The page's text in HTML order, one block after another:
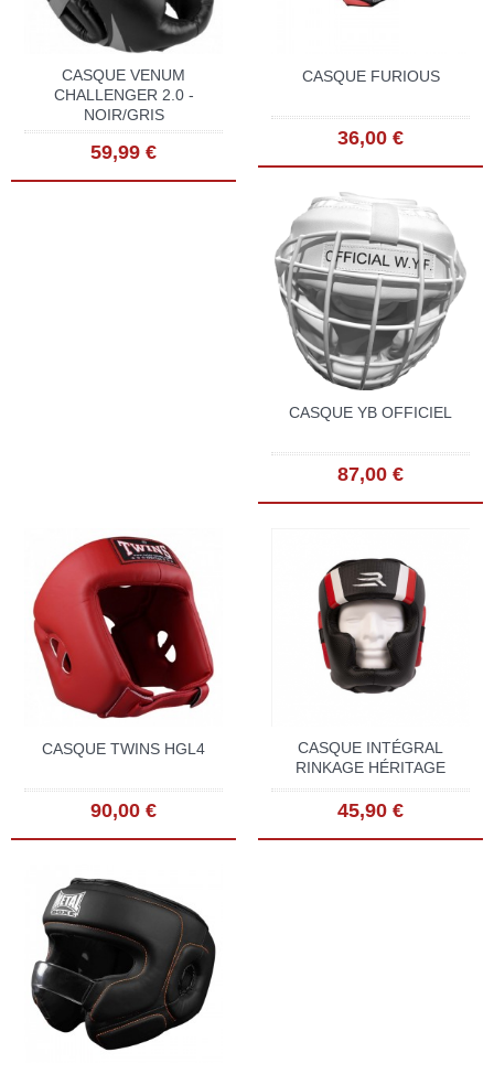
CASQUE VENUM
CHALLENGER 2.0 -
NOIR/GRIS
59,99 €
CASQUE FURIOUS
36,00 €
CASQUE YB OFFICIEL
87,00 €
CASQUE TWINS HGL4
90,00 €
CASQUE INTÉGRAL
RINKAGE HÉRITAGE
45,90 €